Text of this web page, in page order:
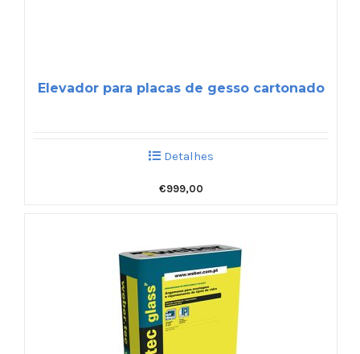
Elevador para placas de gesso cartonado
Detalhes
€999,00